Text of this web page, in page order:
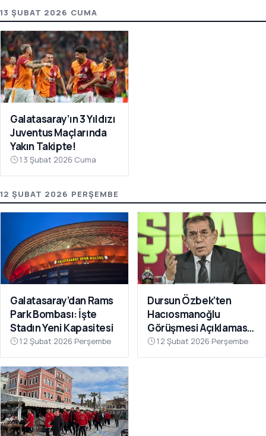
13 ŞUBAT 2026 CUMA
Galatasaray’ın 3 Yıldızı
Juventus Maçlarında
Yakın Takipte!
13 Şubat 2026 Cuma
12 ŞUBAT 2026 PERŞEMBE
Galatasaray’dan Rams
Park Bombası: İşte
Stadın Yeni Kapasitesi
12 Şubat 2026 Perşembe
Dursun Özbek’ten
Hacıosmanoğlu
Görüşmesi Açıklaması:
“Galatasaray’ı Bu Tür
İddialarla
12 Şubat 2026 Perşembe